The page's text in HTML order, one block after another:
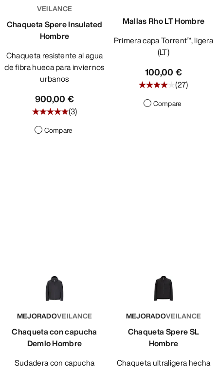
VEILANCE
Chaqueta Spere Insulated
Hombre
Chaqueta resistente al agua
de fibra hueca para inviernos
urbanos
900,00 €
(3)
Compare
Mallas Rho LT Hombre
Primera capa Torrent™, ligera
(LT)
100,00 €
(27)
Compare
MEJORADOVEILANCE
Chaqueta con capucha
Demlo Hombre
Sudadera con capucha
MEJORADOVEILANCE
Chaqueta Spere SL
Hombre
Chaqueta ultraligera hecha